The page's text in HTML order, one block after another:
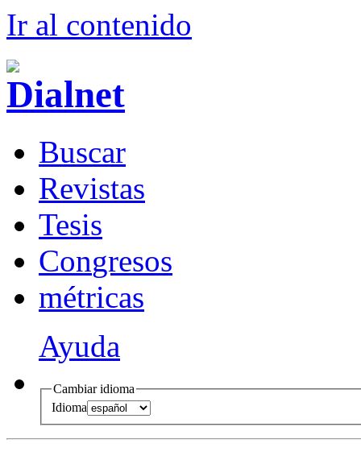
Ir al contenido
Buscar
Revistas
Tesis
Congresos
métricas
Ayuda
Cambiar idioma
Idioma